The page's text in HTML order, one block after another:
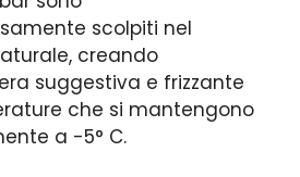
scolpiti nel
creando
suggestiva e frizzante
che si mantengono
a -5° C.